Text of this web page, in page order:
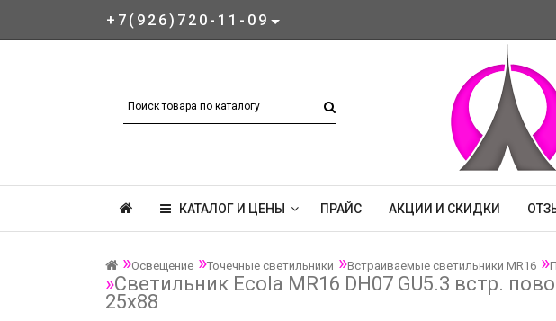
+7(926)720-11-09
КАТАЛОГ И ЦЕНЫ ПРАЙС АКЦИИ И СКИДКИ
Освещение Точечные светильники Встраиваемые светильники MR16
Светильник Ecola MR16 DH07 GU5.3 встр.
25x88